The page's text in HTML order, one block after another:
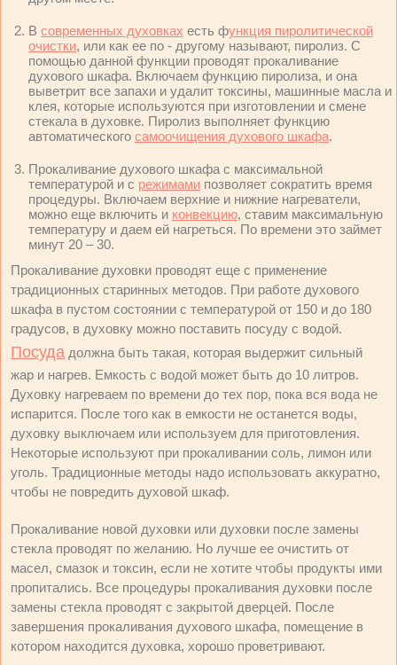
В современных духовках есть функция пиролитической
очистки, или как ее по - другому называют, пиролиз. С
помощью данной функции проводят прокаливание
духового шкафа. Включаем функцию пиролиза, и она
выветрит все запахи и удалит токсины, машинные масла и
клея, которые используются при изготовлении и смене
стекала в духовке. Пиролиз выполняет функцию
автоматического самоочищения духового шкафа.
Прокаливание духового шкафа с максимальной
температурой и с режимами позволяет сократить время
процедуры. Включаем верхние и нижние нагреватели,
можно еще включить и конвекцию, ставим максимальную
температуру и даем ей нагреться. По времени это займет
минут 20 – 30.
Прокаливание духовки проводят еще с применение
традиционных старинных методов. При работе духового
шкафа в пустом состоянии с температурой от 150 и до 180
градусов, в духовку можно поставить посуду с водой.
Посуда должна быть такая, которая выдержит сильный
жар и нагрев. Емкость с водой может быть до 10 литров.
Духовку нагреваем по времени до тех пор, пока вся вода не
испарится. После того как в емкости не останется воды,
духовку выключаем или используем для приготовления.
Некоторые используют при прокаливании соль, лимон или
уголь. Традиционные методы надо использовать аккуратно,
чтобы не повредить духовой шкаф.
Прокаливание новой духовки или духовки после замены
стекла проводят по желанию. Но лучше ее очистить от
масел, смазок и токсин, если не хотите чтобы продукты ими
пропитались. Все процедуры прокаливания духовки после
замены стекла проводят с закрытой дверцей. После
завершения прокаливания духового шкафа, помещение в
котором находится духовка, хорошо проветривают.